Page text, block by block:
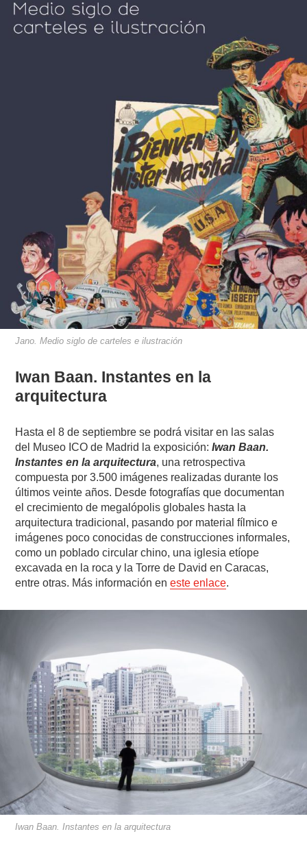
Jano. Medio siglo de carteles e ilustración
Iwan Baan. Instantes en la
arquitectura
Hasta el 8 de septiembre se podrá visitar en las salas
del Museo ICO de Madrid la exposición: Iwan Baan.
Instantes en la arquitectura, una retrospectiva
compuesta por 3.500 imágenes realizadas durante los
últimos veinte años. Desde fotografías que documentan
el crecimiento de megalópolis globales hasta la
arquitectura tradicional, pasando por material fílmico e
imágenes poco conocidas de construcciones informales,
como un poblado circular chino, una iglesia etíope
excavada en la roca y la Torre de David en Caracas,
entre otras. Más información eneste enlace.
Iwan Baan. Instantes en la arquitectura